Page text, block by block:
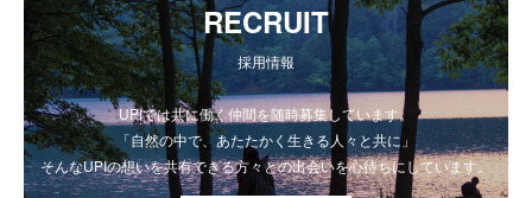
RECRUIT
採用情報
UPIでは共に働く仲間を随時募集しています。
「自然の中で、あたたかく生きる人々と共に」
そんなUPIの想いを共有できる方々との出会いを心待ちにしています。